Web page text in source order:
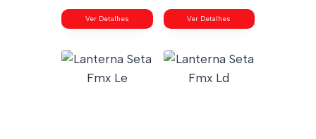
Ver Detalhes Ver Detalhes